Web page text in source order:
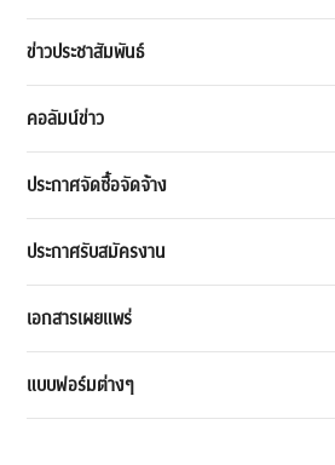
ข่าวประชาสัมพันธ์
คอลัมน์ข่าว
ประกาศจัดซื้อจัดจ้าง
ประกาศรับสมัครงาน
เอกสารเผยแพร่
แบบฟอร์มต่างๆ